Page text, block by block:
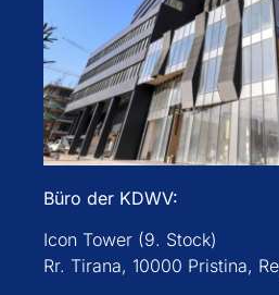
Büro der KDWV:
Icon Tower (9. Stock)
Rr. Tirana, 10000 Pristina,